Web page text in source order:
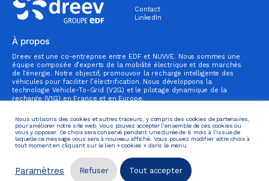
Contact
LinkedIn
À propos
Dreev est une co-entreprise entre EDF et NUVVE. Nous sommes une
équipe composée d’experts de la mobilité électrique et des marchés
de l'énergie. Notre objectif, promouvoir la recharge intelligente des
véhicules pour faciliter l’électrification. Nous développons la
technologie Vehicle-To-Grid (V2G) et le pilotage dynamique de la
recharge (V1G) en France et en Europe.
Nous trouver
Dreev
Le Colisée Gardens
Infos
Politique de confidentialité
Plateforme Dreev
Nous utilisons des cookies et autres traceurs, y compris des cookies de partenaires,
pour améliorer notre site web. Vous pouvez accepter l’ensemble de ces cookies ou
vous y opposer. Ce choix sera conservé pendant une durée de 6 mois à l’issue de
laquelle ce message vous sera à nouveau affiché. Vous pouvez modifier votre choix à
tout moment en cliquant sur le lien « cookies » dans le menu.
Paramètres Refuser Tout accepter